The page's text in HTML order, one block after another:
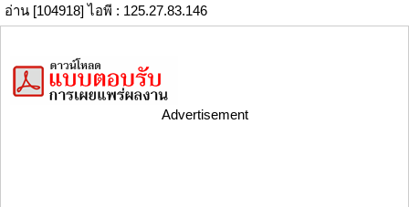
อ่าน [104918] ไอพี : 125.27.83.146
Advertisement